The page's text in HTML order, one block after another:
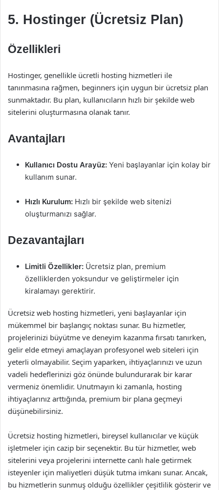
5. Hostinger (Ücretsiz Plan)
Özellikleri
Hostinger, genellikle ücretli hosting hizmetleri ile
tanınmasına rağmen, beginners için uygun bir ücretsiz plan
sunmaktadır. Bu plan, kullanıcıların hızlı bir şekilde web
sitelerini oluşturmasına olanak tanır.
Avantajları
Kullanıcı Dostu Arayüz: Yeni başlayanlar için kolay bir
kullanım sunar.
Hızlı Kurulum: Hızlı bir şekilde web sitenizi
oluşturmanızı sağlar.
Dezavantajları
Limitli Özellikler: Ücretsiz plan, premium
özelliklerden yoksundur ve geliştirmeler için
kiralamayı gerektirir.
Ücretsiz web hosting hizmetleri, yeni başlayanlar için
mükemmel bir başlangıç noktası sunar. Bu hizmetler,
projelerinizi büyütme ve deneyim kazanma fırsatı tanırken,
gelir elde etmeyi amaçlayan profesyonel web siteleri için
yeterli olmayabilir. Seçim yaparken, ihtiyaçlarınızı ve uzun
vadeli hedeflerinizi göz önünde bulundurarak bir karar
vermeniz önemlidir. Unutmayın ki zamanla, hosting
ihtiyaçlarınız arttığında, premium bir plana geçmeyi
düşünebilirsiniz.
Ücretsiz hosting hizmetleri, bireysel kullanıcılar ve küçük
işletmeler için cazip bir seçenektir. Bu tür hizmetler, web
sitelerini veya projelerini internette canlı hale getirmek
isteyenler için maliyetleri düşük tutma imkanı sunar. Ancak,
bu hizmetlerin sunmuş olduğu özellikler çeşitlilik gösterir ve